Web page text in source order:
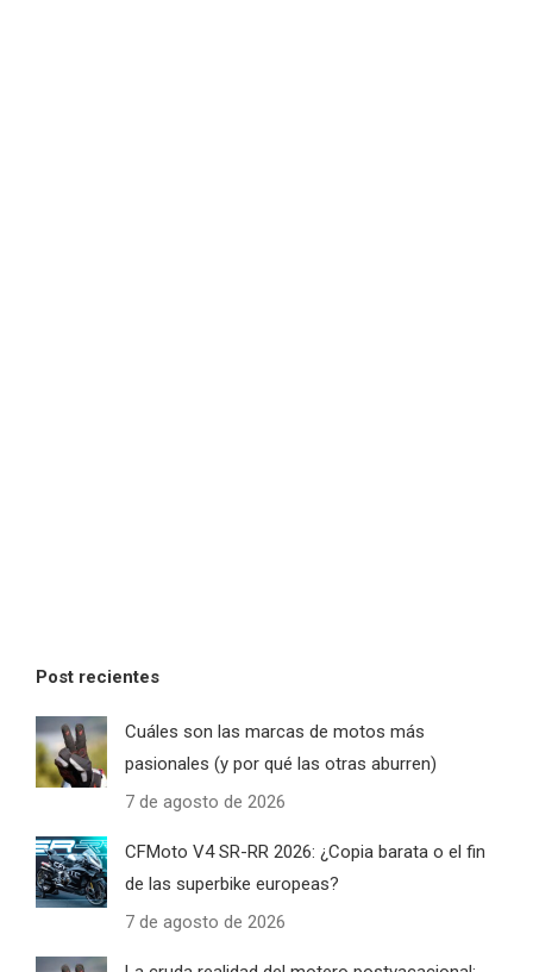
Post recientes
Cuáles son las marcas de motos más
pasionales (y por qué las otras aburren)
7 de agosto de 2026
CFMoto V4 SR-RR 2026: ¿Copia barata o el fin
de las superbike europeas?
7 de agosto de 2026